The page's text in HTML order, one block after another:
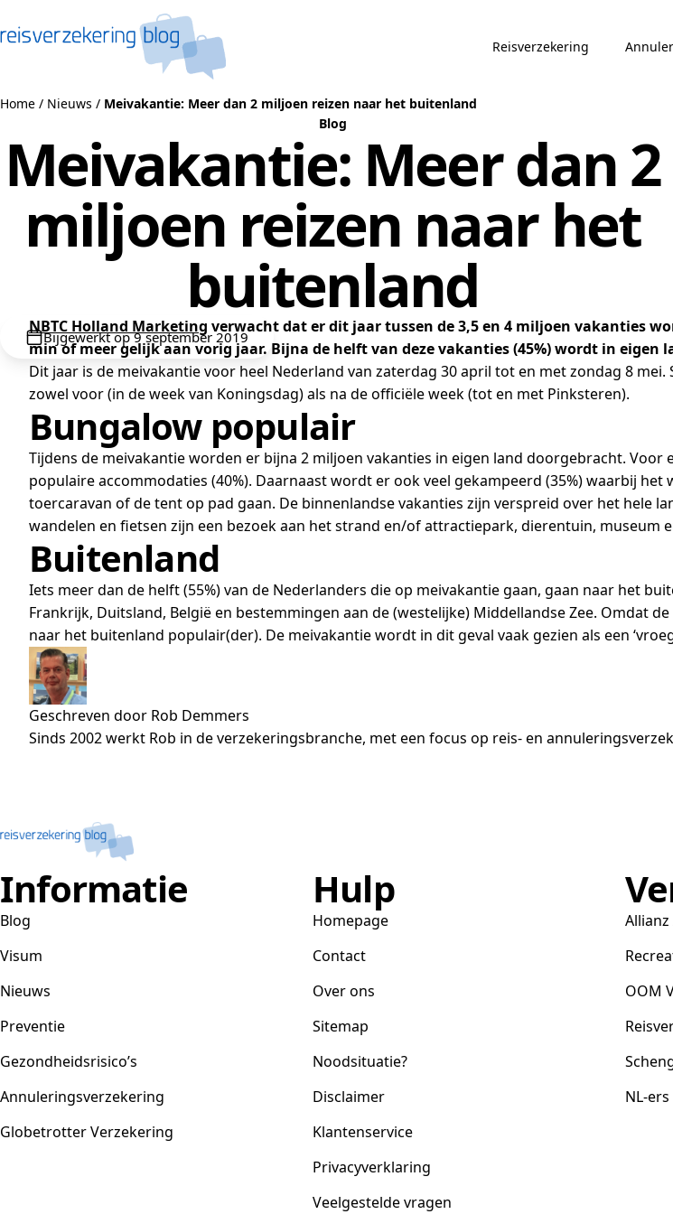
Reisverzekering
Home / Nieuws / Meivakantie: Meer dan 2 miljoen reizen naar het buitenland
Blog
Meivakantie: Meer dan 2
miljoen reizen naar het
buitenland
Bijgewerkt op 9 september 2019
NBTC Holland Marketing verwacht dat er dit jaar tussen de 3,5 en 4 miljoen vakanties
min of meer gelijk aan vorig jaar. Bijna de helft van deze vakanties (45%) wordt in eigen
Dit jaar is de meivakantie voor heel Nederland van zaterdag 30 april tot en met zondag 8
zowel voor (in de week van Koningsdag) als na de officiële week (tot en met Pinksteren).
Bungalow populair
Tijdens de meivakantie worden er bijna 2 miljoen vakanties in eigen land doorgebracht.
populaire accommodaties (40%). Daarnaast wordt er ook veel gekampeerd (35%) waarbij
toercaravan of de tent op pad gaan. De binnenlandse vakanties zijn verspreid over het hele
wandelen en fietsen zijn een bezoek aan het strand en/of attractiepark, dierentuin, museum
Buitenland
Iets meer dan de helft (55%) van de Nederlanders die op meivakantie gaan, gaan naar het
Frankrijk, Duitsland, België en bestemmingen aan de (westelijke) Middellandse Zee. Omdat
naar het buitenland populair(der). De meivakantie wordt in dit geval vaak gezien als een
Geschreven door Rob Demmers
Sinds 2002 werkt Rob in de verzekeringsbranche, met een focus op reis- en
Informatie
Blog
Visum
Nieuws
Preventie
Gezondheidsrisico’s
Annuleringsverzekering
Globetrotter Verzekering
Hulp
Homepage
Contact
Over ons
Sitemap
Noodsituatie?
Disclaimer
Klantenservice
Privacyverklaring
Veelgestelde vragen
OOM
NL-